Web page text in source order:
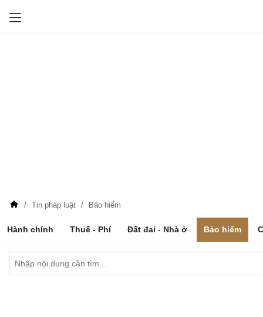
Tin pháp luật Bảo hiểm
Hành chính Thuế - Phí Đất đai - Nhà ở Bảo hiểm